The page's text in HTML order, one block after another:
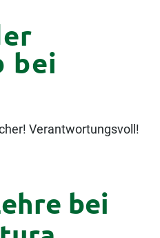
bei
Verantwortungsvoll!
bei